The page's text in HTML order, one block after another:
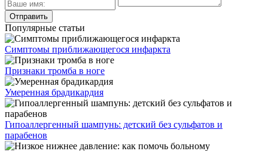
Популярные статьи
Симптомы приближающегося инфаркта
Признаки тромба в ноге
Умеренная брадикардия
Гипоаллергенный шампунь: детский без сульфатов и
парабенов